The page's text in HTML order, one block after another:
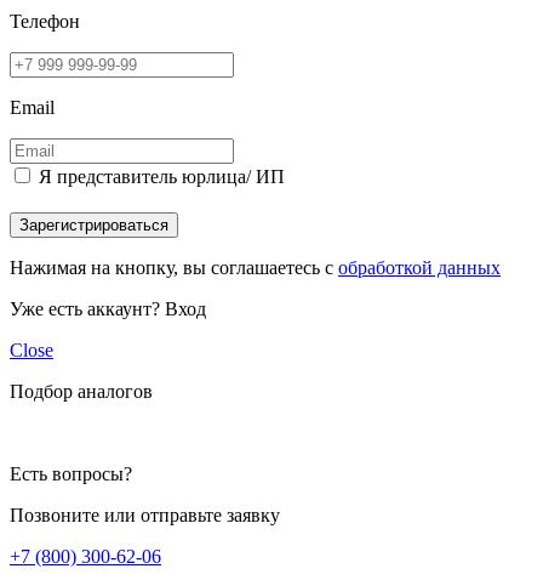
Телефон
Email
Я представитель юрлица/ ИП
Зарегистрироваться
Нажимая на кнопку, вы соглашаетесь с обработкой данных
Уже есть аккаунт? Вход
Close
Подбор аналогов
Есть вопросы?
Позвоните или отправьте заявку
+7 (800) 300-62-06